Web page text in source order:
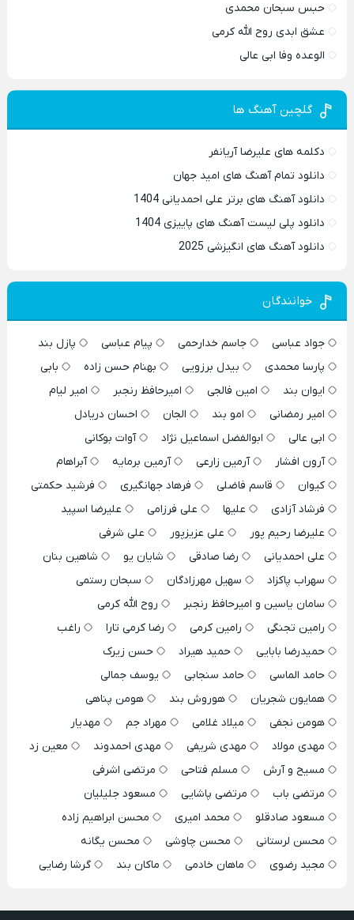
حبس سبحان محمدی
عشق ابدی روح الله کرمی
الوعده وفا ابی عالی
گلچین آهنگ ها
دکلمه های علیرضا آریانفر
دانلود تمام آهنگ های امید جهان
دانلود آهنگ های برتر علی احمدیانی 1404
دانلود پلی لیست آهنگ های پاییزی 1404
دانلود آهنگ های انگیزشی 2025
خوانندگان
جواد عباسی جاسم خدارحمی پیام عباسی
پازل بند
پارسا محمدی
بیدل برزویی بهنام حسن زاده
بابی
ایوان بند
امین فالجی امیرحافظ رنجبر
امیر لیام
امیر رمضانی
امو بند الجان
احسان دریادل
ابی عالی
ابوالفضل اسماعیل نژاد
آوات بوکانی
آرون افشار
آرمین زارعی آرمین برمایه
آبراهام
کیوان
قاسم فاضلی فرهاد جهانگیری
فرشید حکمتی
فرشاد آزادی
علیها علی فرزامی
علیرضا اسپید
علیرضا رحیم پور
علی عزیزپور
علی شرفی
علی احمدیانی
رضا صادقی شایان یو
شاهین بنان
سهراب پاکزاد
سهیل مهرزادگان
سبحان رستمی
سامان یاسین و امیرحافظ رنجبر
روح الله کرمی
رامین تجنگی
رامین کرمی رضا کرمی تارا
راغب
حمیدرضا بابایی
حمید هیراد
حسن زیرک
حامد الماسی
حامد سنجابی
یوسف جمالی
همایون شجریان
هوروش بند
هومن پناهی
هومن نجفی
میلاد غلامی مهراد جم
مهدیار
مهدی مولاد
مهدی شریفی مهدی احمدوند
معین زد
مسیح و آرش
مسلم فتاحی
مرتضی اشرفی
مرتضی باب
مرتضی پاشایی
مسعود جلیلیان
مسعود صادقلو
محمد امیری
محسن ابراهیم زاده
محسن لرستانی
محسن چاوشی
محسن یگانه
مجید رضوی
ماهان خادمی ماکان بند گرشا رضایی